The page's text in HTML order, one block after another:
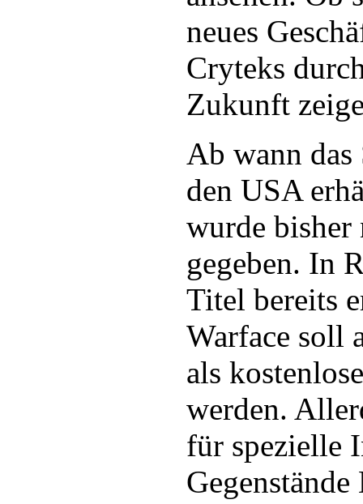
neues
Cryteks
Zukunft
Ab wann
den USA
wurde bisher
gegeben. In
Titel bereits
Warface soll
als
werden.
für spezielle